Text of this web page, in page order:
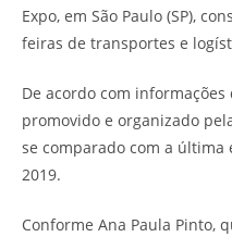
Expo, em São Paulo (SP),
feiras de transportes e
De acordo com
promovido e organizado
se comparado com a
2019.
Conforme Ana Paula Pinto,